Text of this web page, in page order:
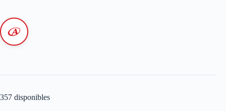
357 disponibles